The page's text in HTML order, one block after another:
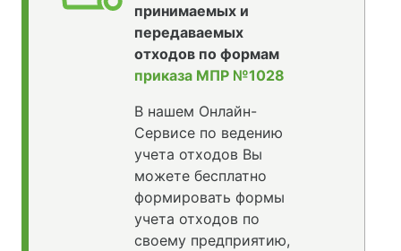
принимаемых и
передаваемых
отходов по формам
приказа МПР №1028
В нашем Онлайн-
Сервисе по ведению
учета отходов Вы
можете бесплатно
формировать формы
учета отходов по
своему предприятию,